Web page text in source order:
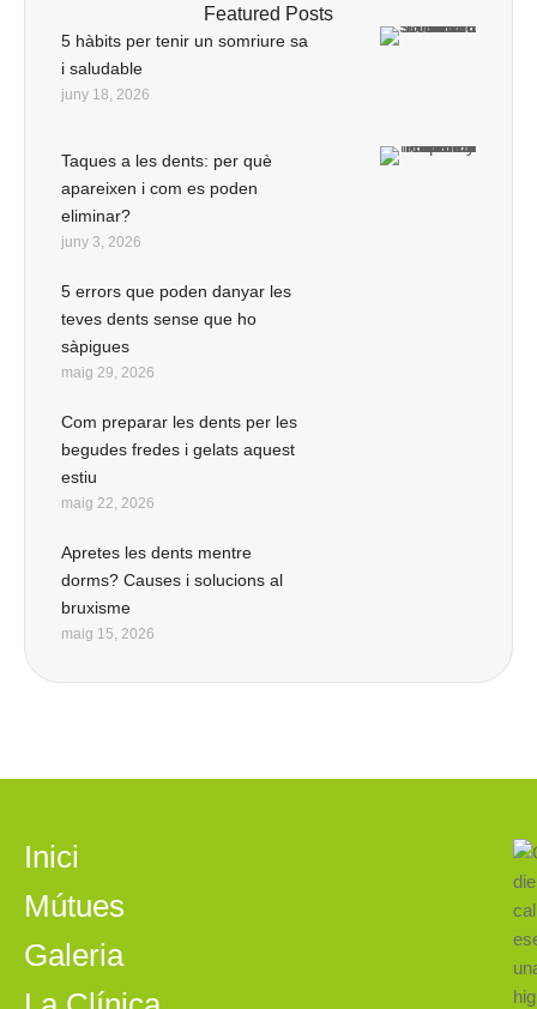
Featured Posts
5 hàbits per tenir un somriure sa
i saludable
juny 18, 2026
Taques a les dents: per què
apareixen i com es poden
eliminar?
juny 3, 2026
5 errors que poden danyar les
teves dents sense que ho
sàpigues
maig 29, 2026
Com preparar les dents per les
begudes fredes i gelats aquest
estiu
maig 22, 2026
Apretes les dents mentre
dorms? Causes i solucions al
bruxisme
maig 15, 2026
Inici
Mútues
Galeria